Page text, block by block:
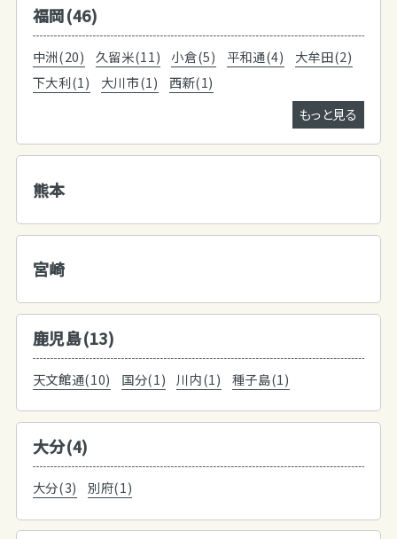
福岡(46)
中洲(20) 久留米(11) 小倉(5) 平和通(4)
大牟田(2)
下大利(1)
大川市(1)
西新(1)
もっと見る
熊本
宮崎
鹿児島(13)
天文館通(10) 国分(1) 川内(1) 種子島(1)
大分(4)
大分(3) 別府(1)